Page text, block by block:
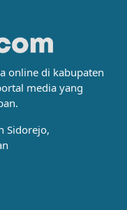
online di kabupaten
media yang
Sidorejo,